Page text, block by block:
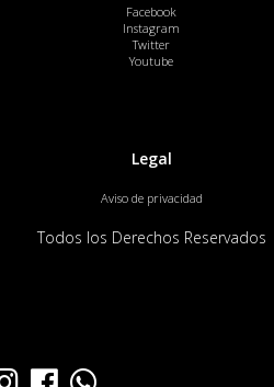
Facebook
Instagram
Twitter
Youtube
Legal
Aviso de privacidad
Todos los Derechos Reservados